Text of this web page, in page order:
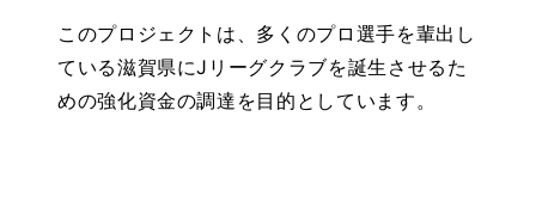
このプロジェクトは、多くのプロ選手を輩出し
ている滋賀県にJリーグクラブを誕生させるた
めの強化資金の調達を目的としています。